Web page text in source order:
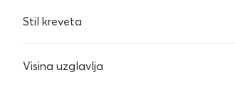
Stil kreveta
Visina uzglavlja